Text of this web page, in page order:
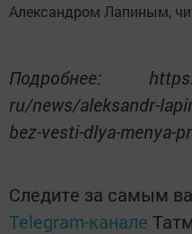
Александром Лапиным,
Подробнее:
ru/news/aleksandr-
bez-vesti-dlya-menya-
Следите за самым
Telegram-канале